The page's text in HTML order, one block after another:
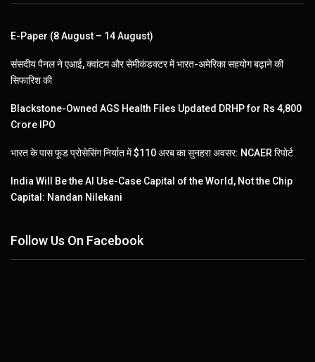
E-Paper (8 August – 14 August)
संसदीय पैनल ने एआई, क्वांटम और सेमीकंडक्टर में भारत-अमेरिका सहयोग बढ़ाने की
सिफारिश की
Blackstone-Owned AGS Health Files Updated DRHP for Rs 4,800
Crore IPO
भारत के पास फूड प्रोसेसिंग निर्यात में $110 अरब का सुनहरा अवसर: NCAER रिपोर्ट
India Will Be the AI Use-Case Capital of the World, Not the Chip
Capital: Nandan Nilekani
Follow Us On Facebook